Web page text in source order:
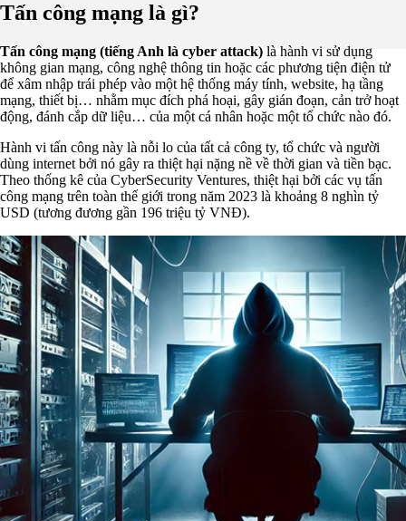
Tấn công mạng là gì?
Tấn công mạng (tiếng Anh là cyber attack) là hành vi sử dụng
không gian mạng, công nghệ thông tin hoặc các phương tiện điện tử
để xâm nhập trái phép vào một hệ thống máy tính, website, hạ tầng
mạng, thiết bị… nhằm mục đích phá hoại, gây gián đoạn, cản trở hoạt
động, đánh cắp dữ liệu… của một cá nhân hoặc một tổ chức nào đó.
Hành vi tấn công này là nỗi lo của tất cả công ty, tổ chức và người
dùng internet bởi nó gây ra thiệt hại nặng nề về thời gian và tiền bạc.
Theo thống kê của CyberSecurity Ventures, thiệt hại bởi các vụ tấn
công mạng trên toàn thế giới trong năm 2023 là khoảng 8 nghìn tỷ
USD (tương đương gần 196 triệu tỷ VNĐ).